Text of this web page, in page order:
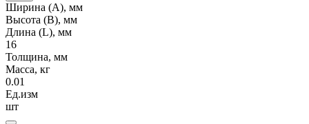
Ширина (А), мм
Высота (В), мм
Длина (L), мм
16
Толщина, мм
Масса, кг
0.01
Ед.изм
шт